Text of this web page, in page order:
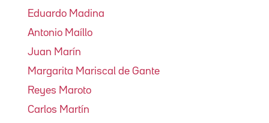
Eduardo Madina
Antonio Maíllo
Juan Marín
Margarita Mariscal de Gante
Reyes Maroto
Carlos Martín